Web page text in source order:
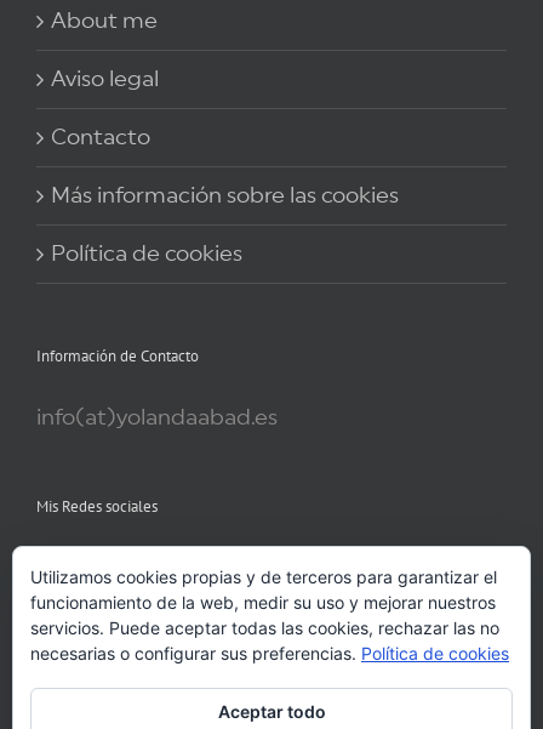
About me
Aviso legal
Contacto
Más información sobre las cookies
Política de cookies
Información de Contacto
info(at)yolandaabad.es
Mis Redes sociales
Utilizamos cookies propias y de terceros para garantizar el
funcionamiento de la web, medir su uso y mejorar nuestros
servicios. Puede aceptar todas las cookies, rechazar las no
necesarias o configurar sus preferencias. Política de cookies
Aceptar todo